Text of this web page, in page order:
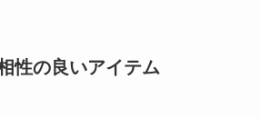
性の良いアイテム